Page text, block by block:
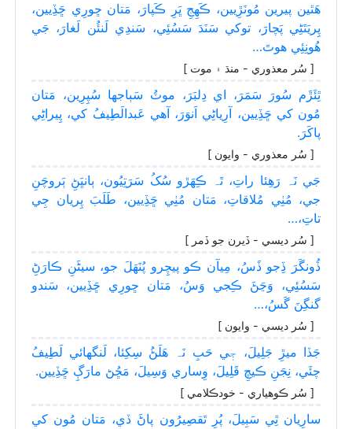
ھَٿين پيرين مُونَڙِيين، ڪَھِجِ ڀَرِ ڪَپارَ، مَتان ڇورِي ڇَڏِيين،
پِريَتَڻِي پَچارَ، توکي سَنَدَ سَسُئِي، سَندِي لَنئُن لَغارَ، جَي
ھُونِئِي ھوتَ…
[ سُر معذوري - منڌ ۽ موت ]
ٿِئَڙَم سُورَ سَمَرَ، اي دِلبَرَ، موٽُ سَٻاجها سُپِرِين، مَتان
مُون کي ڇَڏِيين، آرِياڻِي اَنوَرَ، آھي عَبدالَطِيفُ کي، پِيراڻِي
پاکَرَ.
[ سُر معذوري - وايون ]
جَي نَہ رَھِئا راتِ، تَہ ڪِھَڙو سُکُ سَرَتِيُون، ٻانڀَڻِ ٻَروچَنِ
جي، مُٺِي مُلاقاتِ، مَتان مُٺِي ڇَڏِيين، طَلَبَ پِريان جِي
تاتِ،…
[ سُر ديسي - ڏيرن جو ڏمر ]
ڏُونگَرَ ڏِجو ڏَسُ، مِيآن ڪو پيچِرو پُنَهَلَ جو، سيڻَنِ ڪارَڻِ
سَسُئِي، وَڃَڻَ ڪِجي وَسُ، مَتان ڇورِي ڇَڏِيين، سَندو
گنگِنَ گَسُ،…
[ سُر ديسي - وايون ]
جَڏا ميڙِ جَلِيلَ، جٖي حَبِ نَہ ھَلَڻُ سِکِئا، لَنگهائي لَطِيفُ
چئَي، نِجَنِ ڪيچِ قَلِيلَ، وِساري وَسِيلَ، مَڇُڻ مارَڳِ ڇَڏِيين.
[ سُر ڪوھياري - خودڪلامي ]
سارِيان ٿِي سَبِيلَ، پُرِ تَقصِيرُون پاڻَ ڏي، مَتان مُون کي